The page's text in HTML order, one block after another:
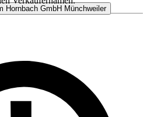
Hornbach GmbH Münchweiler